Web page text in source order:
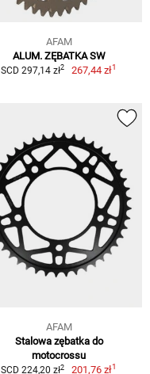
AFAM
ALUM. ZĘBATKA SW
SCD 297,14 zł2 267,44 zł1
AFAM
Stalowa zębatka do
motocrossu
SCD 224,20 zł2 201,76 zł1